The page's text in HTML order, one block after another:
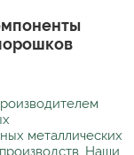
металлических
Наши